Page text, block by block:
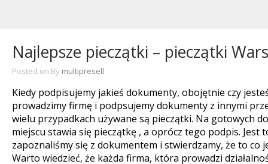
Najlepsze pieczątki – pieczątki
Posted on By multipresell
Kiedy podpisujemy jakieś dokumenty, obojętnie czy
prowadzimy firmę i podpsujemy dokumenty z innymi
wielu przypadkach używane są pieczątki. Na gotowych
miejscu stawia się pieczątkę , a oprócz tego podpis. Jest
zapoznaliśmy się z dokumentem i stwierdzamy, że to co
Warto wiedzieć, że każda firma, która prowadzi